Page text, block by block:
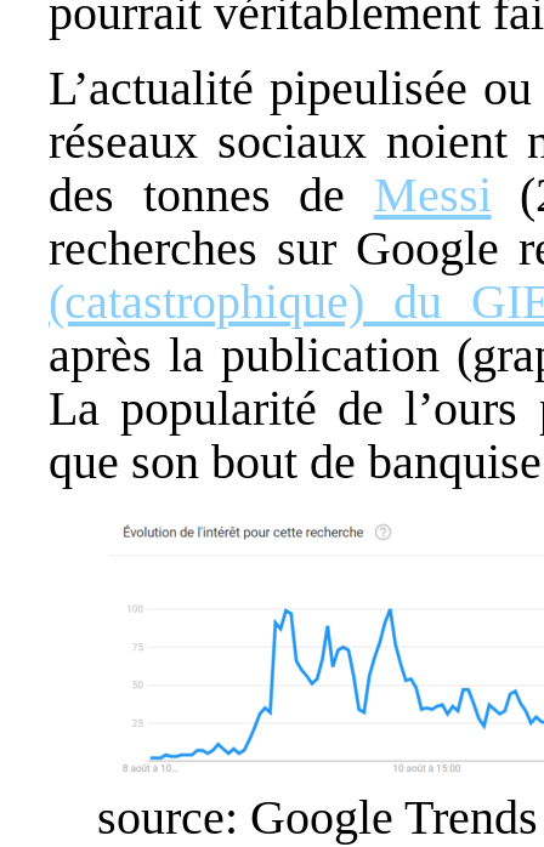
pourrait véritablement
L’actualité pipeulisée
réseaux sociaux noient
des tonnes de Messi
recherches sur Google
(catastrophique) du
après la publication
La popularité de l’ours
que son bout de
source: Google Trends